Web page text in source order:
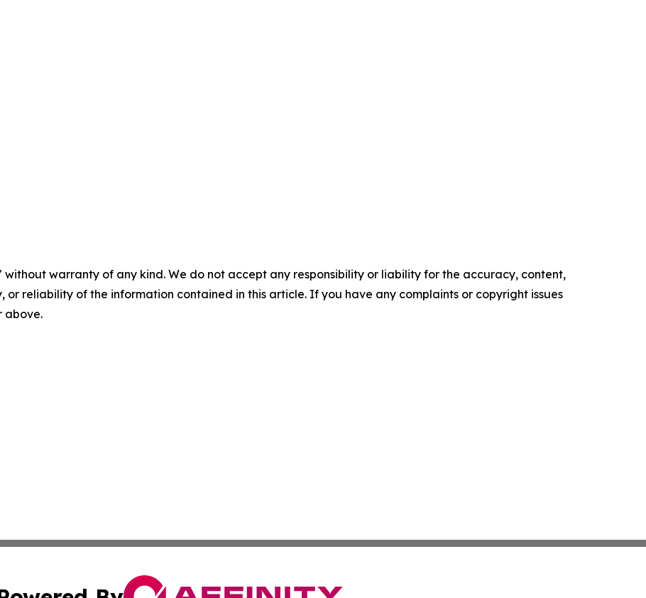
without warranty of any kind. We do not accept any responsibility or liability for the accuracy, content,
or reliability of the information contained in this article. If you have any complaints or copyright issues
above.